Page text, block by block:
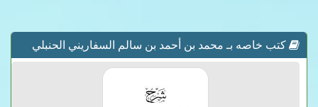
كتب خاصه بـ محمد بن أحمد بن سالم السفاريني الحنبلي